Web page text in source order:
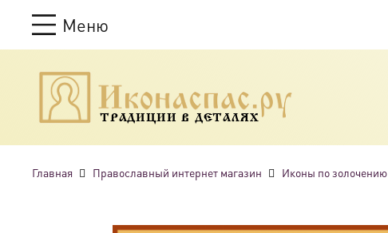
Меню
ТРАДИЦИИ В ДЕТАЛЯХ
Главная Православный интернет магазин Иконы по золочению